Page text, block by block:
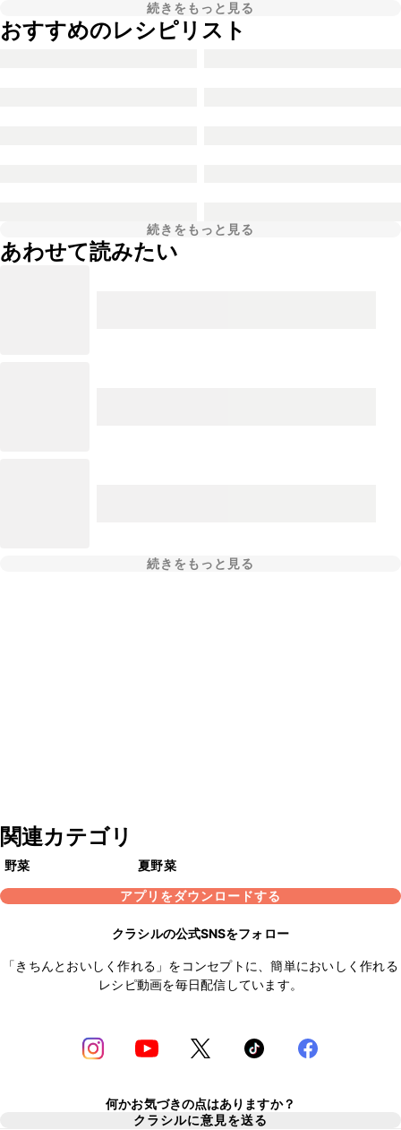
続きをもっと見る
おすすめのレシピリスト
続きをもっと見る
あわせて読みたい
続きをもっと見る
関連カテゴリ
野菜
夏野菜
アプリをダウンロードする
クラシルの公式SNSをフォロー
「きちんとおいしく作れる」をコンセプトに、簡単においしく作れる
レシピ動画を毎日配信しています。
何かお気づきの点はありますか？
クラシルに意見を送る